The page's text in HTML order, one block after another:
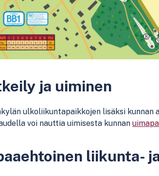
ja uiminen
ulkoliikuntapaikkojen lisäksi kunnan
voi nauttia uimisesta kunnan
liikunta-